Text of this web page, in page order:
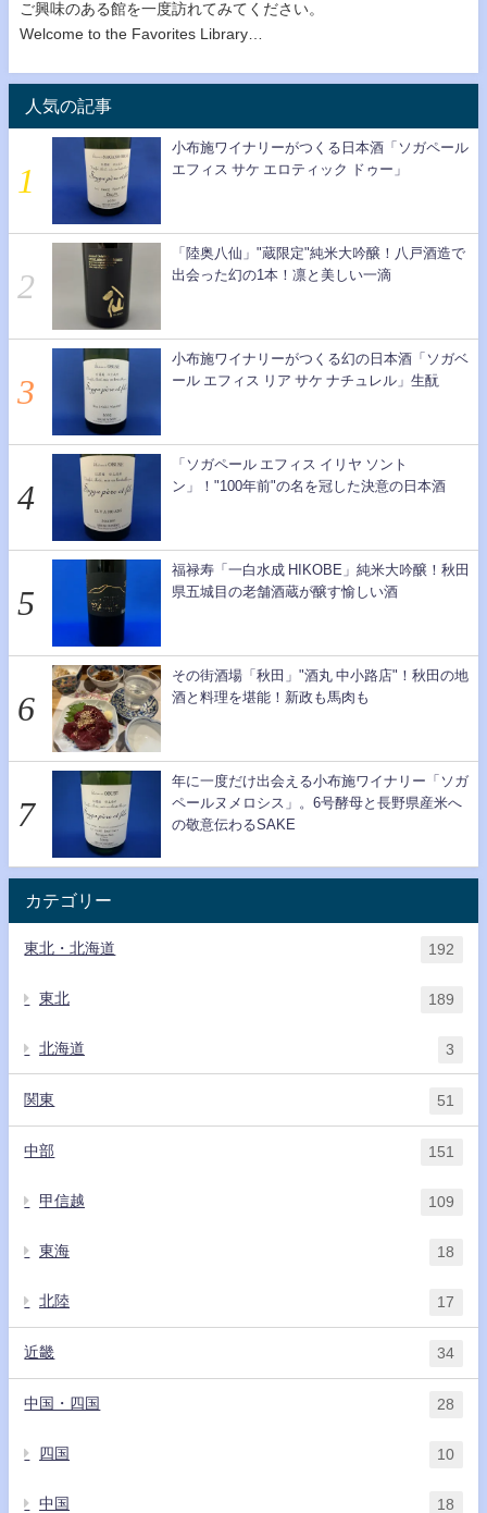
ご興味のある館を一度訪れてみてください。
Welcome to the Favorites Library…
人気の記事
小布施ワイナリーがつくる日本酒「ソガペール
エフィス サケ エロティック ドゥー」
「陸奥八仙」"蔵限定"純米大吟醸！八戸酒造で
出会った幻の1本！凛と美しい一滴
小布施ワイナリーがつくる幻の日本酒「ソガベ
ール エフィス リア サケ ナチュレル」生酛
「ソガペール エフィス イリヤ ソント
ン」！"100年前"の名を冠した決意の日本酒
福禄寿「一白水成 HIKOBE」純米大吟醸！秋田
県五城目の老舗酒蔵が醸す愉しい酒
その街酒場「秋田」"酒丸 中小路店"！秋田の地
酒と料理を堪能！新政も馬肉も
年に一度だけ出会える小布施ワイナリー「ソガ
ペールヌメロシス」。6号酵母と長野県産米へ
の敬意伝わるSAKE
カテゴリー
東北・北海道 192
東北 189
北海道 3
関東 51
中部 151
甲信越 109
東海 18
北陸 17
近畿 34
中国・四国 28
四国 10
中国 18